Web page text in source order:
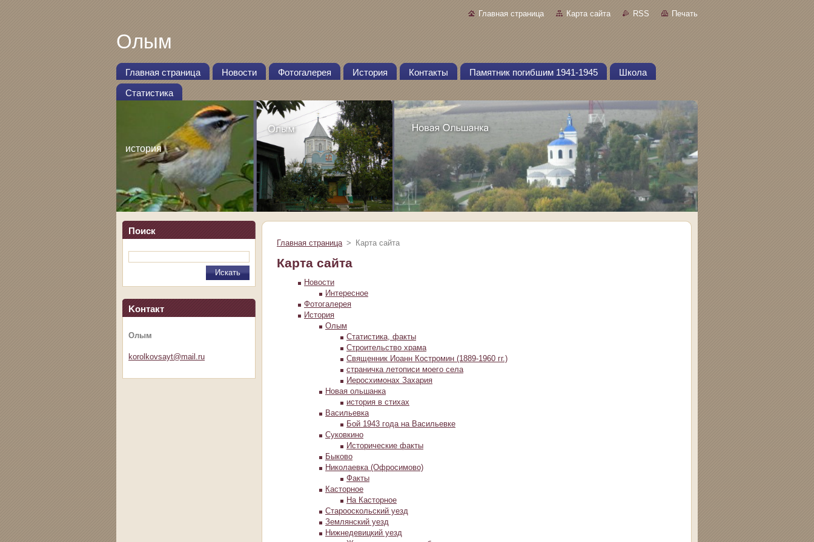
Главная страница Карта сайта RSS Печать
Олым
Главная страница Новости Фотогалерея История Контакты Памятник погибшим 1941-1945 Школа
Статистика
история
Поиск
Koнтакт
Олым
korolkovsayt@mai l.ru
Главная страница > Карта сайта
Карта сайта
Новости
Интересное
Фотогалерея
История
Олым
Статистика, факты
Строительство храма
Священник Иоанн Костромин (1889-1960 гг.)
страничка летописи моего села
Иеросхимонах Захария
Новая ольшанка
история в стихах
Васильевка
Бой 1943 года на Васильевке
Суковкино
Исторические факты
Быково
Николаевка (Офросимово)
Факты
Касторное
На Касторное
Старооскольский уезд
Землянский уезд
Нижнедевицкий уезд